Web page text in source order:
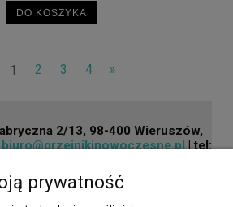
DO KOSZYKA
1 2 3 4 »
2/13, 98-400 Wieruszów,
biuro@grzejnikinowoczesne.pl| tel:
prywatność